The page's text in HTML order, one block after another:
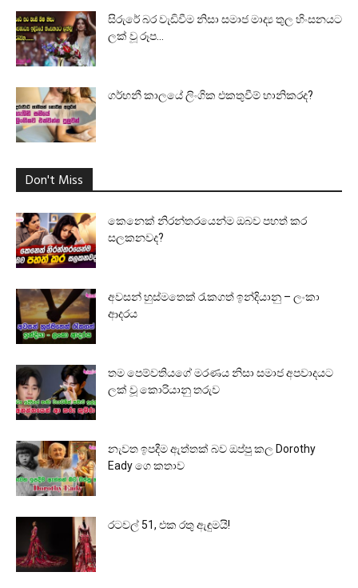
සිරුරේ බර වැඩිවීම නිසා සමාජ මාද්‍ය තුල හිංසනයට
ලක් වූ රූප...
ගර්භනී කාලයේ ලිංගික එකතුවීම් හානිකරද?
Don't Miss
කෙනෙක් නිරන්තරයෙන්ම ඔබව පහත් කර
සලකනවද?
අවසන් හුස්මතෙක් රැකගත් ඉන්දියානු – ලංකා
ආදරය
තම පෙම්වතියගේ මරණය නිසා සමාජ අපවාදයට
ලක් වූ කොරියානු තරුව
නැවත ඉපදීම ඇත්තක් බව ඔප්පු කල Dorothy
Eady ගෙ කතාව
රටවල් 51, එක රතු ඇඳුමයි!